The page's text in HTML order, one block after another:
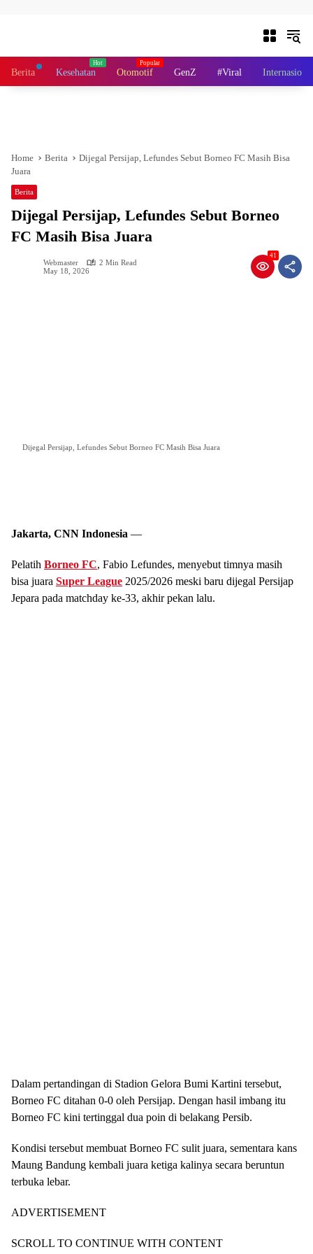
Berita Kesehatan Otomotif GenZ #Viral Internasional
Home Berita
Dijegal Persijap, Lefundes Sebut Borneo FC Masih Bisa
Juara
Berita
Dijegal Persijap, Lefundes Sebut Borneo
FC Masih Bisa Juara
Webmaster
2 Min Read
May 18, 2026
41
Dijegal Persijap, Lefundes Sebut Borneo FC Masih Bisa Juara
Jakarta, CNN Indonesia —
Pelatih Borneo FC, Fabio Lefundes, menyebut timnya masih
bisa juara Super League 2025/2026 meski baru dijegal Persijap
Jepara pada matchday ke-33, akhir pekan lalu.
Dalam pertandingan di Stadion Gelora Bumi Kartini tersebut,
Borneo FC ditahan 0-0 oleh Persijap. Dengan hasil imbang itu
Borneo FC kini tertinggal dua poin di belakang Persib.
Kondisi tersebut membuat Borneo FC sulit juara, sementara kans
Maung Bandung kembali juara ketiga kalinya secara beruntun
terbuka lebar.
ADVERTISEMENT
SCROLL TO CONTINUE WITH CONTENT